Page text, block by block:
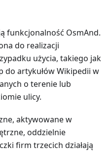
funkcjonalność OsmAnd.
do realizacji
użycia, takiego jak
do artykułów Wikipedii w
o terenie lub
ulicy.
aktywowane w
oddzielnie
firm trzecich działają